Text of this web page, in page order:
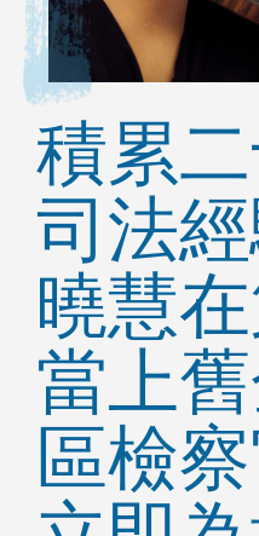
積累
司法
曉慧
當上
區檢